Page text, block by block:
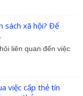
sách xã hội? Để
liên quan đến việc
việc cấp thẻ tín